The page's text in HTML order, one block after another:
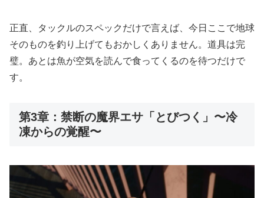
正直、タックルのスペックだけで言えば、今日ここで地球
そのものを釣り上げてもおかしくありません。道具は完
璧。あとは魚が空気を読んで食ってくるのを待つだけで
す。
第3章：禁断の魔界エサ「とびつく」〜冷
凍からの覚醒〜